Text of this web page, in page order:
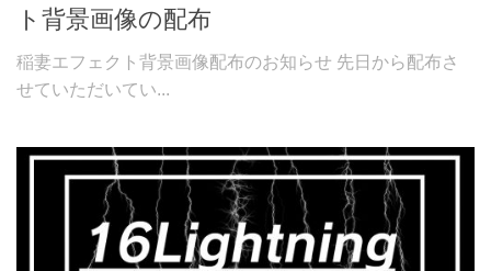
ト背景画像の配布
稲妻エフェクト背景画像配布のお知らせ 先日から配布さ
せていただいてい...